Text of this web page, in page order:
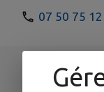
07 50 75